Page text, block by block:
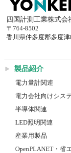
四国計測工業株式会
〒764-8502
香川県仲多度郡多度
製品紹介
電力量計関連
電力会社向けシス
半導体関連
LED照明関連
産業用製品
OpenPLANET・省